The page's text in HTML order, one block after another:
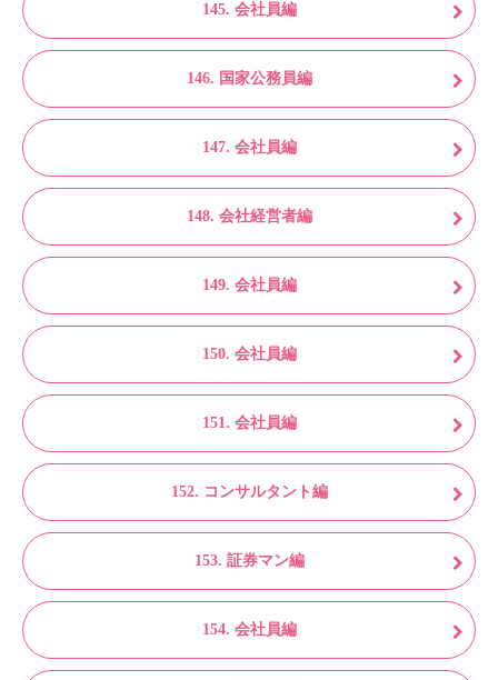
145. 会社員編
146. 国家公務員編
147. 会社員編
148. 会社経営者編
149. 会社員編
150. 会社員編
151. 会社員編
152. コンサルタント編
153. 証券マン編
154. 会社員編